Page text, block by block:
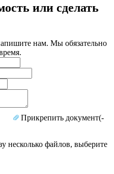
или сделать
нам. Мы обязательно
Прикрепить документ(-
несколько файлов, выберите